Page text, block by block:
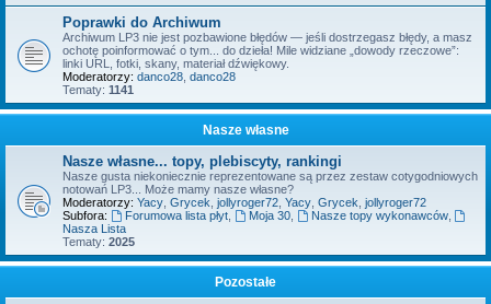
Poprawki do Archiwum
Archiwum LP3 nie jest pozbawione błędów — jeśli dostrzegasz błędy, a masz
ochotę poinformować o tym... do dzieła! Mile widziane „dowody rzeczowe”:
linki URL, fotki, skany, materiał dźwiękowy.
Moderatorzy: danco28 danco28
Tematy: 1141
Nasze własne
Nasze własne... topy, plebiscyty, rankingi
Nasze gusta niekoniecznie reprezentowane są przez zestaw cotygodniowych
notowań LP3... Może mamy nasze własne?
Moderatorzy: Yacy Grycek jollyroger72 Yacy Grycek jollyroger72
Subfora:
Forumowa lista płyt, Moja 30, Nasze topy wykonawców,
Nasza Lista
Tematy: 2025
Pozostałe